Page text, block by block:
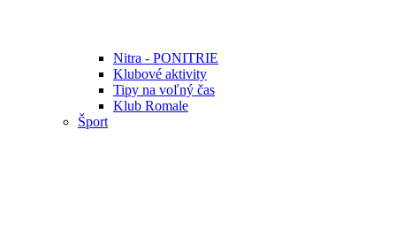
Nitra - PONITRIE
Klubové aktivity
Tipy na voľný čas
Klub Romale
Šport